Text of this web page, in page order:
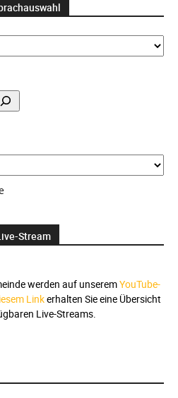
Stream
werden auf unseremYouTube-
Linkerhalten Sie eine Übersicht
Live-Streams.